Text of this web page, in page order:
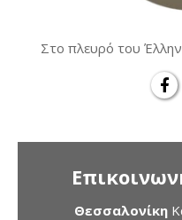
Στο πλευρό του
Θεσσαλονίκη